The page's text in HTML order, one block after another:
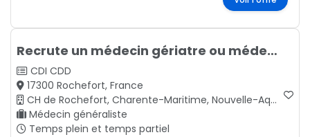
Recrute un médecin gériatre ou médecin généraliste expérimenté en gériatrie
CDI CDD
17300 Rochefort, France
CH de Rochefort, Charente-Maritime, Nouvelle-Aquitaine - GHT 17
Médecin généraliste
Temps plein et temps partiel